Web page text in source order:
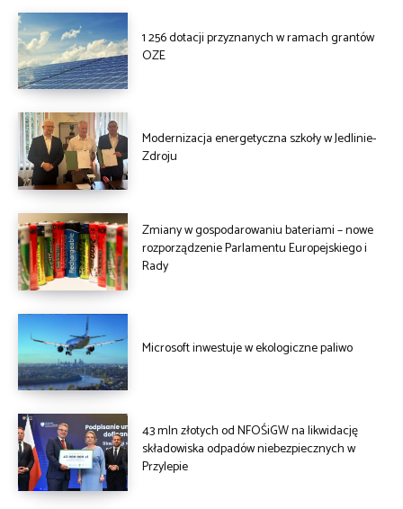
1 256 dotacji przyznanych w ramach grantów
OZE
Modernizacja energetyczna szkoły w Jedlinie-
Zdroju
Zmiany w gospodarowaniu bateriami – nowe
rozporządzenie Parlamentu Europejskiego i
Rady
Microsoft inwestuje w ekologiczne paliwo
43 mln złotych od NFOŚiGW na likwidację
składowiska odpadów niebezpiecznych w
Przylepie